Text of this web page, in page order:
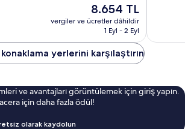
Güncel
fiyat:
8.654 TL
8.654 TL
vergiler ve ücretler dâhildir
1 Eyl - 2 Eyl
yorum
yerlerini karşılaştırın
ve avantajları görüntülemek için giriş yapın.
için daha fazla ödül!
olarak kaydolun